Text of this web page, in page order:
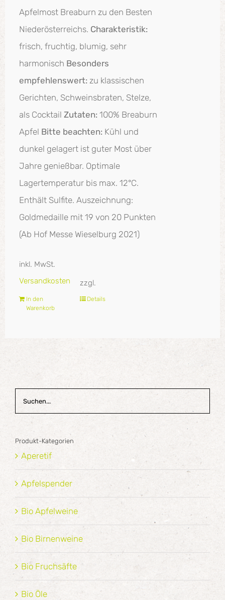
Apfelmost Breaburn zu den Besten
Niederösterreichs. Charakteristik:
frisch, fruchtig, blumig, sehr
harmonisch Besonders
empfehlenswert: zu klassischen
Gerichten, Schweinsbraten, Stelze,
als Cocktail Zutaten: 100% Breaburn
Apfel Bitte beachten: Kühl und
dunkel gelagert ist guter Most über
Jahre genießbar. Optimale
Lagertemperatur bis max. 12°C.
Enthält Sulfite. Auszeichnung:
Goldmedaille mit 19 von 20 Punkten
(Ab Hof Messe Wieselburg 2021)
inkl. MwSt.
zzgl.
Versandkosten
In den
Warenkorb
Details
Produkt-Kategorien
Aperetif
Apfelspender
Bio Apfelweine
Bio Birnenweine
Bio Fruchsäfte
Bio Öle